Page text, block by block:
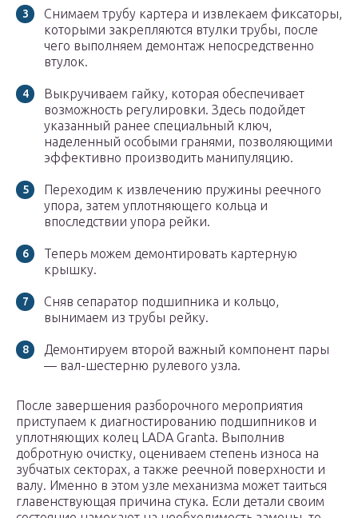
Снимаем трубу картера и извлекаем фиксаторы,
которыми закрепляются втулки трубы, после
чего выполняем демонтаж непосредственно
втулок.
Выкручиваем гайку, которая обеспечивает
возможность регулировки. Здесь подойдет
указанный ранее специальный ключ,
наделенный особыми гранями, позволяющими
эффективно производить манипуляцию.
Переходим к извлечению пружины реечного
упора, затем уплотняющего кольца и
впоследствии упора рейки.
Теперь можем демонтировать картерную
крышку.
Сняв сепаратор подшипника и кольцо,
вынимаем из трубы рейку.
Демонтируем второй важный компонент пары
— вал-шестерню рулевого узла.
После завершения разборочного мероприятия
приступаем к диагностированию подшипников и
уплотняющих колец LADA Granta. Выполнив
добротную очистку, оцениваем степень износа на
зубчатых секторах, а также реечной поверхности и
валу. Именно в этом узле механизма может таиться
главенствующая причина стука. Если детали своим